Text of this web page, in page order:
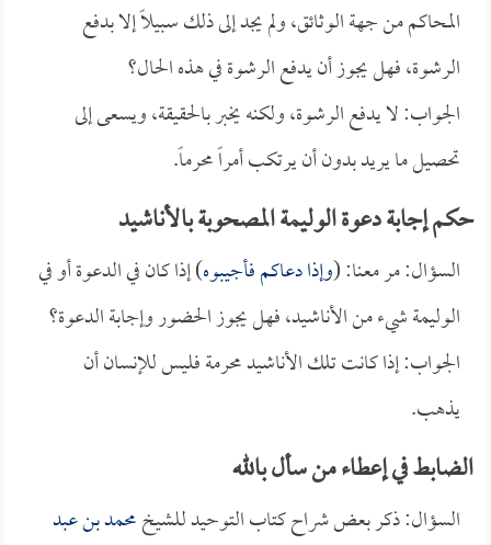
المحاكم من جهة الوثائق، ولم يجد إلى ذلك سبيلاً إلا بدفع
الرشوة، فهل يجوز أن يدفع الرشوة في هذه الحال؟
الجواب: لا يدفع الرشوة، ولكنه يخبر بالحقيقة، ويسعى إلى
تحصيل ما يريد بدون أن يرتكب أمراً محرماً.
حكم إجابة دعوة الوليمة المصحوبة بالأناشيد
السؤال: مر معنا: (وإذا دعاكم فأجيبوه) إذا كان في الدعوة أو في
الوليمة شيء من الأناشيد، فهل يجوز الحضور وإجابة الدعوة؟
الجواب: إذا كانت تلك الأناشيد محرمة فليس للإنسان أن
يذهب.
الضابط في إعطاء من سأل بالله
السؤال: ذكر بعض شراح كتاب التوحيد للشيخمحمد بن عبد